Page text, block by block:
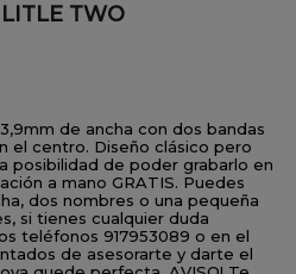
TWO
de ancha con dos bandas
el centro. Diseño clásico pero
posibilidad de poder grabarlo en
a mano GRATIS. Puedes
dos nombres o una pequeña
si tienes cualquier duda
teléfonos 917953089 o en el
de asesorarte y darte el